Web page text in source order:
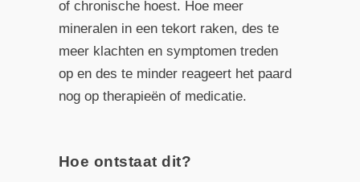
of chronische hoest. Hoe meer
mineralen in een tekort raken, des te
meer klachten en symptomen treden
op en des te minder reageert het paard
nog op therapieën of medicatie.
Hoe ontstaat dit?